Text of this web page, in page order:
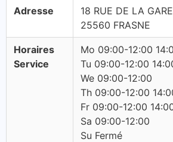
Adresse
18 RUE DE LA GARE
25560 FRASNE
Horaires
Service
Mo 09:00-12:00
Tu 09:00-12:00
We 09:00-12:00
Th 09:00-12:00
Fr 09:00-12:00
Sa 09:00-12:00
Su Fermé